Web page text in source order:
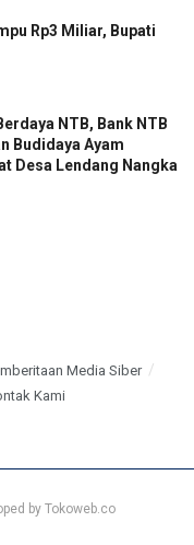
Rp3 Miliar, Bupati
NTB, Bank NTB
Budidaya Ayam
Desa Lendang Nangka
Media Siber
Kami
by Tokoweb.co